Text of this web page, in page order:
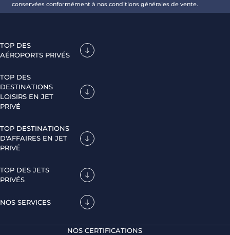
conservées conformément à nos conditions générales de vente.
TOP DES
AÉROPORTS PRIVÉS
TOP DES
DESTINATIONS
LOISIRS EN JET
PRIVÉ
TOP DESTINATIONS
D'AFFAIRES EN JET
PRIVÉ
TOP DES JETS
PRIVÉS
NOS SERVICES
NOS CERTIFICATIONS